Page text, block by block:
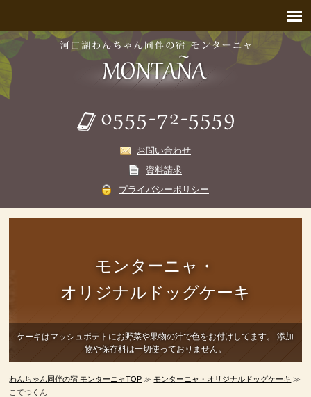
お問い合わせ
資料請求
プライバシーポリシー
モンターニャ・
オリジナルドッグケーキ
ケーキはマッシュポテトにお野菜や果物の汁で色をお付けしてます。
添加
物や保存料は一切使っておりません。
わんちゃん同伴の宿 モンターニャTOP ≫モンターニャ・オリジナルドッグケーキ ≫
こてつくん